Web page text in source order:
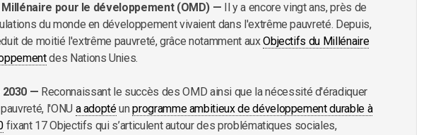
pour le développement (OMD) —
Il y a encore vingt ans, près de
du monde en développement vivaient dans l'extrême pauvreté. Depuis,
de moitié l'extrême pauvreté, grâce notamment auxObjectifs du Millénaire
des Nations Unies.
— Reconnaissant le succès des OMD ainsi que la nécessité d'éradiquer
l'ONU a adoptéunprogramme ambitieux de développement durable à
fixant 17 Objectifs qui s’articulent autour des problématiques sociales,